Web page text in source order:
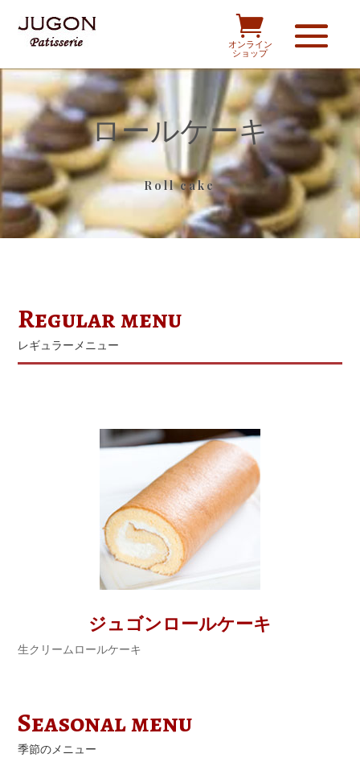

オンライン
ショップ
ロールケーキ
Roll cake
Regular menu
レギュラーメニュー
ジュゴンロールケーキ
生クリームロールケーキ
Seasonal menu
季節のメニュー